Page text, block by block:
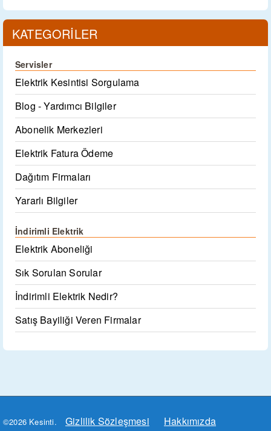
KATEGORİLER
Servisler
Elektrik Kesintisi Sorgulama
Blog - Yardımcı Bilgiler
Abonelik Merkezleri
Elektrik Fatura Ödeme
Dağıtım Firmaları
Yararlı Bilgiler
İndirimli Elektrik
Elektrik Aboneliği
Sık Sorulan Sorular
İndirimli Elektrik Nedir?
Satış Bayiliği Veren Firmalar
©2026 Kesinti. Gizlilik Sözleşmesi Hakkımızda